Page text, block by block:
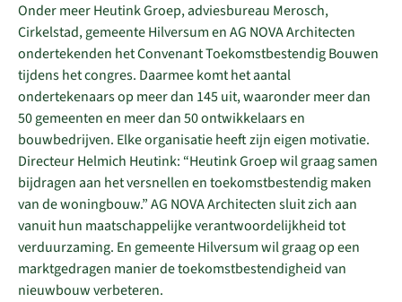
Onder meer Heutink Groep, adviesbureau Merosch,
Cirkelstad, gemeente Hilversum en AG NOVA Architecten
ondertekenden het Convenant Toekomstbestendig Bouwen
tijdens het congres. Daarmee komt het aantal
ondertekenaars op meer dan 145 uit, waaronder meer dan
50 gemeenten en meer dan 50 ontwikkelaars en
bouwbedrijven. Elke organisatie heeft zijn eigen motivatie.
Directeur Helmich Heutink: “Heutink Groep wil graag samen
bijdragen aan het versnellen en toekomstbestendig maken
van de woningbouw.” AG NOVA Architecten sluit zich aan
vanuit hun maatschappelijke verantwoordelijkheid tot
verduurzaming. En gemeente Hilversum wil graag op een
marktgedragen manier de toekomstbestendigheid van
nieuwbouw verbeteren.